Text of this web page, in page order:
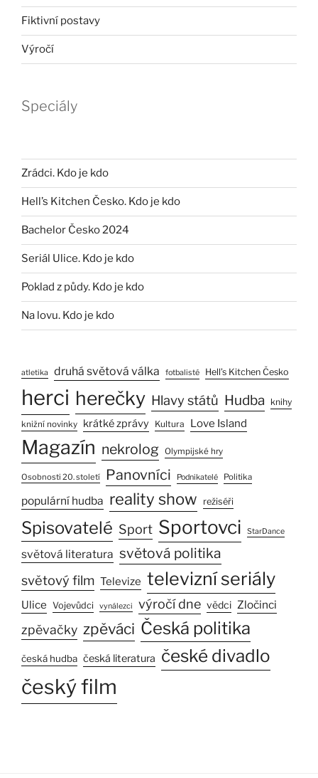
Fiktivní postavy
Výročí
Speciály
Zrádci. Kdo je kdo
Hell’s Kitchen Česko. Kdo je kdo
Bachelor Česko 2024
Seriál Ulice. Kdo je kdo
Poklad z půdy. Kdo je kdo
Na lovu. Kdo je kdo
atletika druhá světová válka fotbalisté Hell’s Kitchen Česko
herci herečky Hlavy států Hudba knihy
knižní novinky krátké zprávy Kultura Love Island
Magazín nekrolog Olympijské hry
Osobnosti 20. století Panovníci Podnikatelé Politika
populární hudba reality show režiséři
Spisovatelé Sport Sportovci StarDance
světová literatura světová politika
světový film Televize televizní seriály
Ulice Vojevůdci vynálezci výročí dne vědci Zločinci
zpěvačky zpěváci Česká politika
česká hudba česká literatura české divadlo
český film